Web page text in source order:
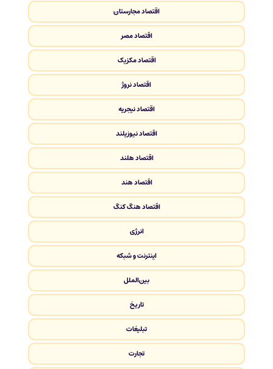
اقتصاد مجارستان
اقتصاد مصر
اقتصاد مکزیک
اقتصاد نروژ
اقتصاد نیجریه
اقتصاد نیوزیلند
اقتصاد هلند
اقتصاد هند
اقتصاد هنگ کنگ
انرژی
اینترنت و شبکه
بین‌الملل
تاریخ
تبلیغات
تجارت